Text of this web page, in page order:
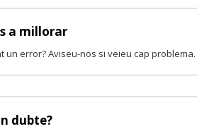
a millorar
un error? Aviseu-nos si veieu cap problema.
dubte?